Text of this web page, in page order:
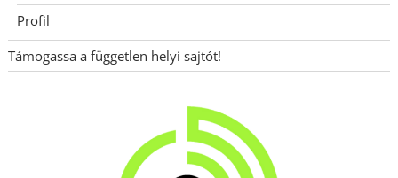
Profil
Támogassa a független helyi sajtót!